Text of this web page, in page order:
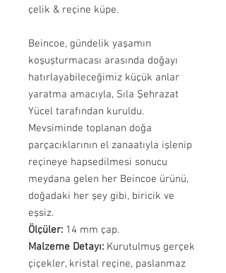
çelik & reçine küpe.
Beincoe, gündelik yaşamın
koşuşturmacası arasında doğayı
hatırlayabileceğimiz küçük anlar
yaratma amacıyla, Sıla Şehrazat
Yücel tarafından kuruldu.
Mevsiminde toplanan doğa
parçacıklarının el zanaatıyla işlenip
reçineye hapsedilmesi sonucu
meydana gelen her Beincoe ürünü,
doğadaki her şey gibi, biricik ve
eşsiz.
Ölçüler: 14 mm çap.
Malzeme Detayı: Kurutulmuş gerçek
çiçekler, kristal reçine, paslanmaz